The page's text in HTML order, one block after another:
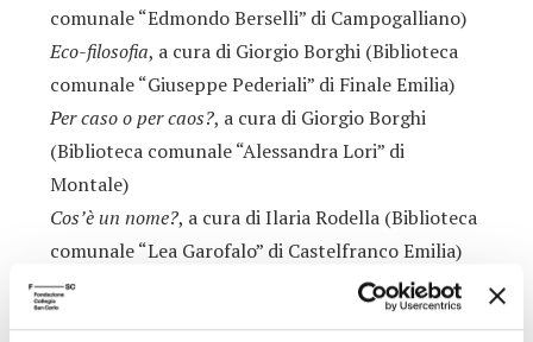
comunale “Edmondo Berselli” di Campogalliano)
Eco-filosofia, a cura di Giorgio Borghi (Biblioteca
comunale “Giuseppe Pederiali” di Finale Emilia)
Per caso o per caos?, a cura di Giorgio Borghi
(Biblioteca comunale “Alessandra Lori” di
Montale)
Cos’è un nome?, a cura di Ilaria Rodella (Biblioteca
comunale “Lea Garofalo” di Castelfranco Emilia)
Cos’è il tempo?
, a cura di Ilaria Rodella (Biblioteca
comunale di Nonantola)